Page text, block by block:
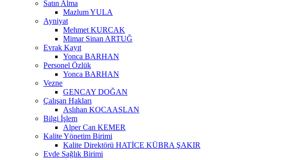
Satın Alma
Mazlum YULA
Ayniyat
Mehmet KURCAK
Mimar Sinan ARTUĞ
Evrak Kayıt
Yonca BARHAN
Personel Özlük
Yonca BARHAN
Vezne
GENCAY DOĞAN
Çalışan Hakları
Aslıhan KOCAASLAN
Bilgi İşlem
Alper Can KEMER
Kalite Yönetim Birimi
Kalite Direktörü HATİCE KÜBRA ŞAKIR
Evde Sağlık Birimi